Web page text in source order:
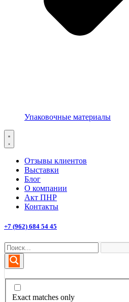
Упаковочные материалы
Отзывы клиентов
Выставки
Блог
О компании
Акт ПНР
Контакты
+7 (962) 684 54 45
Exact matches only